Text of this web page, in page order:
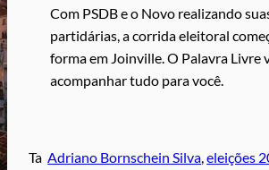
Com PSDB e o Novo realizando
partidárias, a corrida eleitoral
forma em Joinville. O Palavra Livre
acompanhar tudo para você.
Ta Adriano Bornschein Silva, eleições